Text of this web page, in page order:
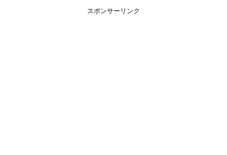
スポンサーリンク